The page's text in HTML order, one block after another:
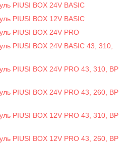
PIUSI BOX 24V BASIC
PIUSI BOX 12V BASIC
PIUSI BOX 24V PRO
PIUSI BOX 24V BASIC 43, 310,
PIUSI BOX 24V PRO 43, 310, BP
PIUSI BOX 24V PRO 43, 260, BP
PIUSI BOX 12V PRO 43, 310, BP
PIUSI BOX 12V PRO 43, 260, BP